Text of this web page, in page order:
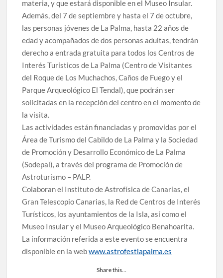
materia, y que estará disponible en el Museo Insular.
Además, del 7 de septiembre y hasta el 7 de octubre,
las personas jóvenes de La Palma, hasta 22 años de
edad y acompañados de dos personas adultas, tendrán
derecho a entrada gratuita para todos los Centros de
Interés Turísticos de La Palma (Centro de Visitantes
del Roque de Los Muchachos, Caños de Fuego y el
Parque Arqueológico El Tendal), que podrán ser
solicitadas en la recepción del centro en el momento de
la visita.
Las actividades están financiadas y promovidas por el
Área de Turismo del Cabildo de La Palma y la Sociedad
de Promoción y Desarrollo Económico de La Palma
(Sodepal), a través del programa de Promoción de
Astroturismo – PALP.
Colaboran el Instituto de Astrofísica de Canarias, el
Gran Telescopio Canarias, la Red de Centros de Interés
Turísticos, los ayuntamientos de la Isla, así como el
Museo Insular y el Museo Arqueológico Benahoarita.
La información referida a este evento se encuentra
disponible en la webwww.astrofestlapalma.es
Share this…